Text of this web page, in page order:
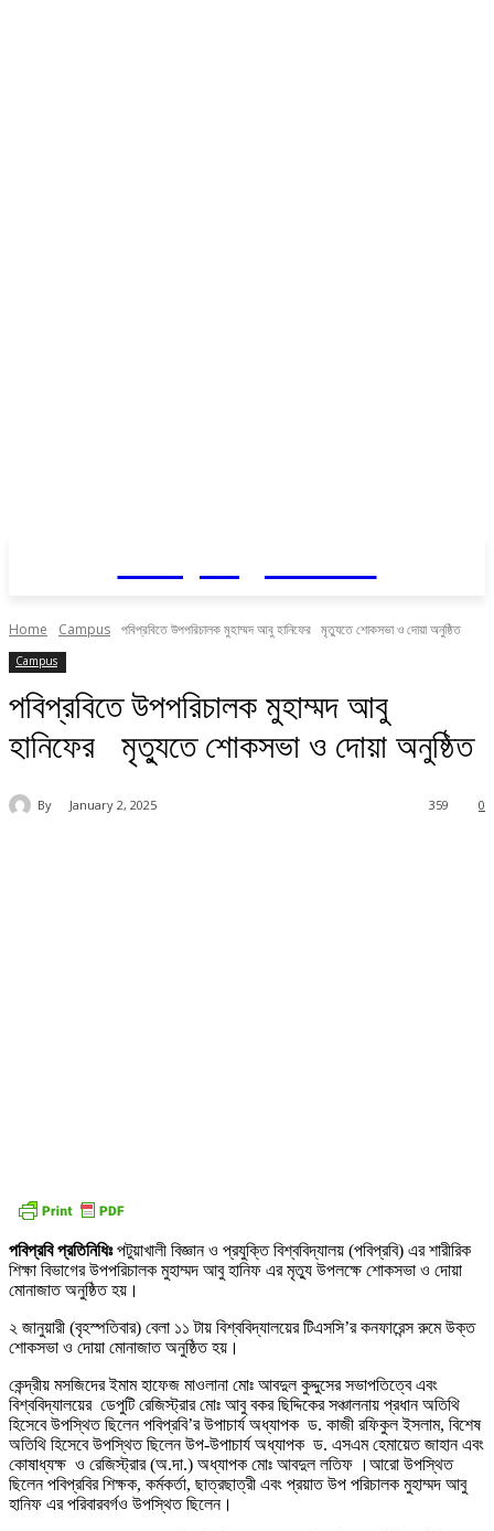
Home Campus পবিপ্রবিতে উপপরিচালক মুহাম্মদ আবু হানিফের মৃত্যুতে শোকসভা ও দোয়া অনুষ্ঠিত
Campus
পবিপ্রবিতে উপপরিচালক মুহাম্মদ আবু
হানিফের মৃত্যুতে শোকসভা ও দোয়া অনুষ্ঠিত
By January 2, 2025 0
359
পবিপ্রবি প্রতিনিধিঃপটুয়াখালী বিজ্ঞান ও প্রযুক্তি বিশ্ববিদ্যালয় (পবিপ্রবি) এর শারীরিক
শিক্ষা বিভাগের উপপরিচালক মুহাম্মদ আবু হানিফ এর মৃত্যু উপলক্ষে শোকসভা ও দোয়া
মোনাজাত অনুষ্ঠিত হয়।
২ জানুয়ারী (বৃহস্পতিবার) বেলা ১১ টায় বিশ্ববিদ্যালয়ের টিএসসি’র কনফারেন্স রুমে উক্ত
শোকসভা ও দোয়া মোনাজাত অনুষ্ঠিত হয়।
কেন্দ্রীয় মসজিদের ইমাম হাফেজ মাওলানা মোঃ আবদুল কুদ্দুসের সভাপতিত্বে এবং
বিশ্ববিদ্যালয়ের ডেপুটি রেজিস্ট্রার মোঃ আবু বকর ছিদ্দিকের সঞ্চালনায় প্রধান অতিথি
হিসেবে উপস্থিত ছিলেন পবিপ্রবি’র উপাচার্য অধ্যাপক ড. কাজী রফিকুল ইসলাম, বিশেষ
অতিথি হিসেবে উপস্থিত ছিলেন উপ-উপাচার্য অধ্যাপক ড. এসএম হেমায়েত জাহান এবং
কোষাধ্যক্ষ ও রেজিস্ট্রার (অ.দা.) অধ্যাপক মোঃ আবদুল লতিফ ।আরো উপস্থিত
ছিলেন পবিপ্রবির শিক্ষক, কর্মকর্তা, ছাত্রছাত্রী এবং প্রয়াত উপ পরিচালক মুহাম্মদ আবু
হানিফ এর পরিবারবর্গও উপস্থিত ছিলেন।